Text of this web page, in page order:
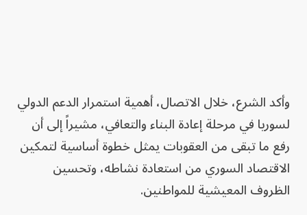
وأكد الشرع، خلال الاتصال، أهمية استمرار الدعم الدولي
لسوريا في مرحلة إعادة البناء والتعافي، مشيراً إلى أن
رفع ما تبقى من العقوبات يمثل خطوة أساسية لتمكين
الاقتصاد السوري من استعادة نشاطه، وتحسين
الظروف المعيشية للمواطنين.